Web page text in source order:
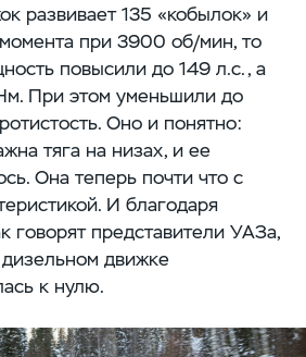
развивает 135 «кобылок» и
при 3900 об/мин, то
повысили до 149 л.с., а
При этом уменьшили до
Оно и понятно:
тяга на низах, и ее
Она теперь почти что с
И благодаря
говорят представители УАЗа,
движке
к нулю.